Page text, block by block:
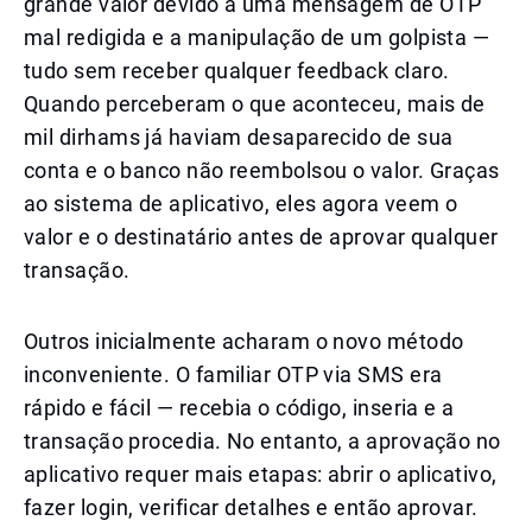
mal redigida e a manipulação de um golpista —
tudo sem receber qualquer feedback claro.
Quando perceberam o que aconteceu, mais de
mil dirhams já haviam desaparecido de sua
conta e o banco não reembolsou o valor. Graças
ao sistema de aplicativo, eles agora veem o
valor e o destinatário antes de aprovar qualquer
transação.
Outros inicialmente acharam o novo método
inconveniente. O familiar OTP via SMS era
rápido e fácil — recebia o código, inseria e a
transação procedia. No entanto, a aprovação no
aplicativo requer mais etapas: abrir o aplicativo,
fazer login, verificar detalhes e então aprovar.